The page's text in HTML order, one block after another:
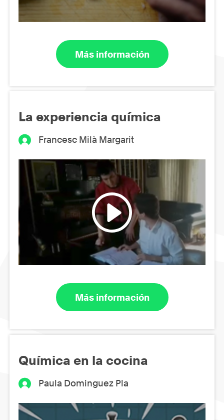
Más información
La experiencia química
Francesc Milà Margarit
Más información
Química en la cocina
Paula Dominguez Pla